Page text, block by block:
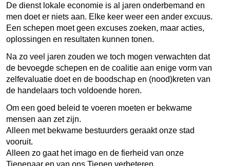
De dienst lokale economie is al jaren onderbemand en
men doet er niets aan. Elke keer weer een ander excuus.
Een schepen moet geen excuses zoeken, maar acties,
oplossingen en resultaten kunnen tonen.
Na zo veel jaren zouden we toch mogen verwachten dat
de bevoegde schepen en de coalitie aan enige vorm van
zelfevaluatie doet en de boodschap en (nood)kreten van
de handelaars toch voldoende horen.
Om een goed beleid te voeren moeten er bekwame
mensen aan zet zijn.
Alleen met bekwame bestuurders geraakt onze stad
vooruit.
Alleen zo gaat het imago en de fierheid van onze
Tienenaar en van ons Tienen verbeteren.